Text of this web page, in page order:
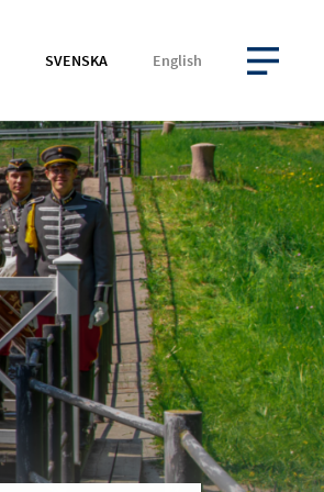
SVENSKA English
ÖPPNA MENYN